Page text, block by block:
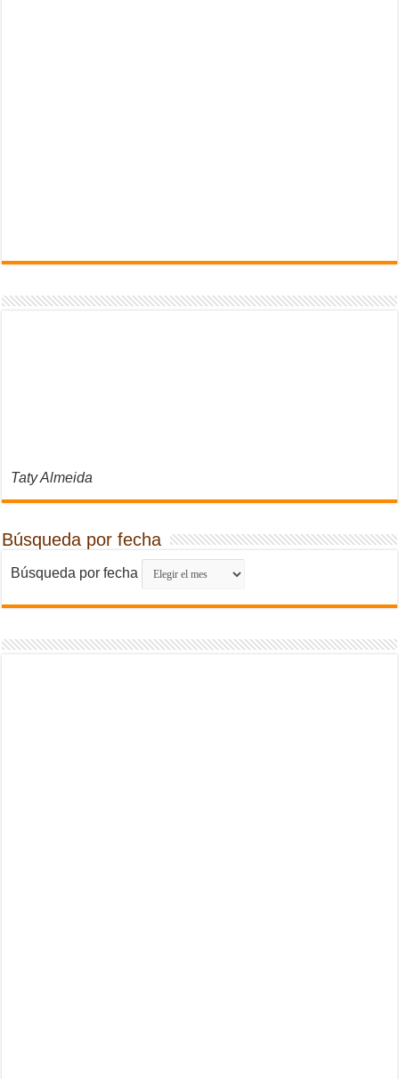
Taty Almeida
Búsqueda por fecha
Búsqueda por fecha